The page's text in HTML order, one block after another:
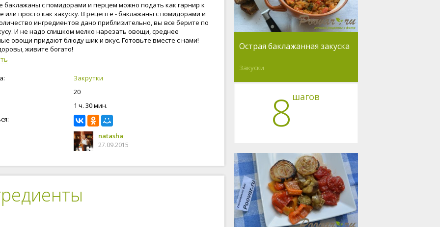
баклажаны с помидорами и перцем можно подать как гарнир к
или просто как закуску. В рецепте - баклажаны с помидорами и
ингредиентов дано приблизительно, вы все берите по
И не надо слишком мелко нарезать овощи, среднее
овощи придают блюду шик и вкус. Готовьте вместе с нами!
живите богато!
Закрутки
20
1 ч. 30 мин.
natasha
27.09.2015
Острая баклажанная закуска
Закуски
8 шагов